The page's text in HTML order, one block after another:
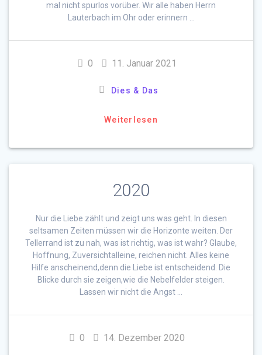
mal nicht spurlos vorüber. Wir alle haben Herrn
Lauterbach im Ohr oder erinnern …
0 11. Januar 2021
Dies & Das
Weiterlesen
2020
Nur die Liebe zählt und zeigt uns was geht. In diesen
seltsamen Zeiten müssen wir die Horizonte weiten. Der
Tellerrand ist zu nah, was ist richtig, was ist wahr? Glaube,
Hoffnung, Zuversichtalleine, reichen nicht. Alles keine
Hilfe anscheinend,denn die Liebe ist entscheidend. Die
Blicke durch sie zeigen,wie die Nebelfelder steigen.
Lassen wir nicht die Angst …
0 14. Dezember 2020